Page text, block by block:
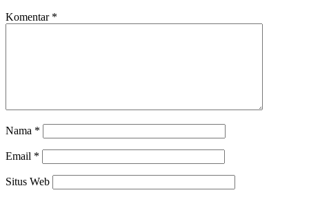
Komentar *
Nama *
Email *
Situs Web